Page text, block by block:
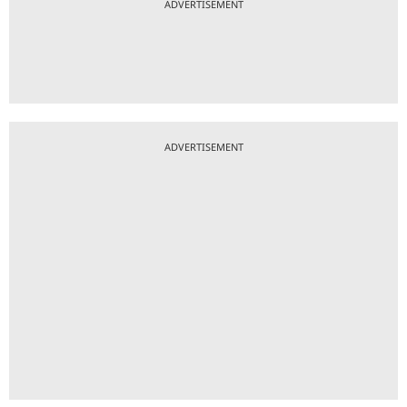
ADVERTISEMENT
ADVERTISEMENT